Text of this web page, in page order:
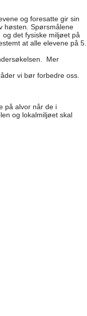
og foresatte gir sin
høsten. Spørsmålene
det fysiske miljøet på
at alle elevene på 5.
Mer
vi bør forbedre oss.
på alvor når de i
og lokalmiljøet skal